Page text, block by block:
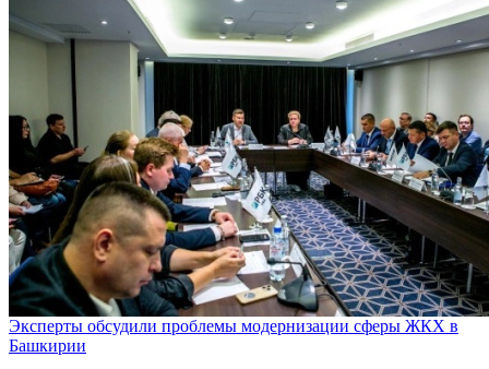
Эксперты обсудили проблемы модернизации сферы ЖКХ в
Башкирии